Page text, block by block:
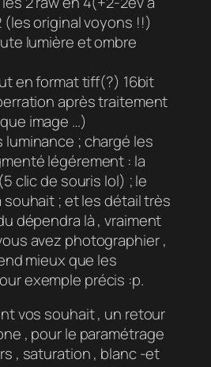
original voyons !!)
lumière et ombre
en format tiff(?) 16bit
après traitement
image …)
luminance ; chargé les
légérement : la
clic de souris lol) ; le
; et les détail très
dépendra là , vraiment
avez photographier ,
mieux que les
exemple précis :p.
vos souhait , un retour
, pour le paramétrage
, saturation , blanc -et